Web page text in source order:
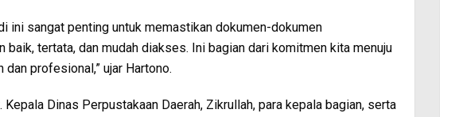
ini sangat penting untuk memastikan dokumen-dokumen
baik, tertata, dan mudah diakses. Ini bagian dari komitmen kita menuju
profesional,” ujar Hartono.
Dinas Perpustakaan Daerah, Zikrullah, para kepala bagian, serta